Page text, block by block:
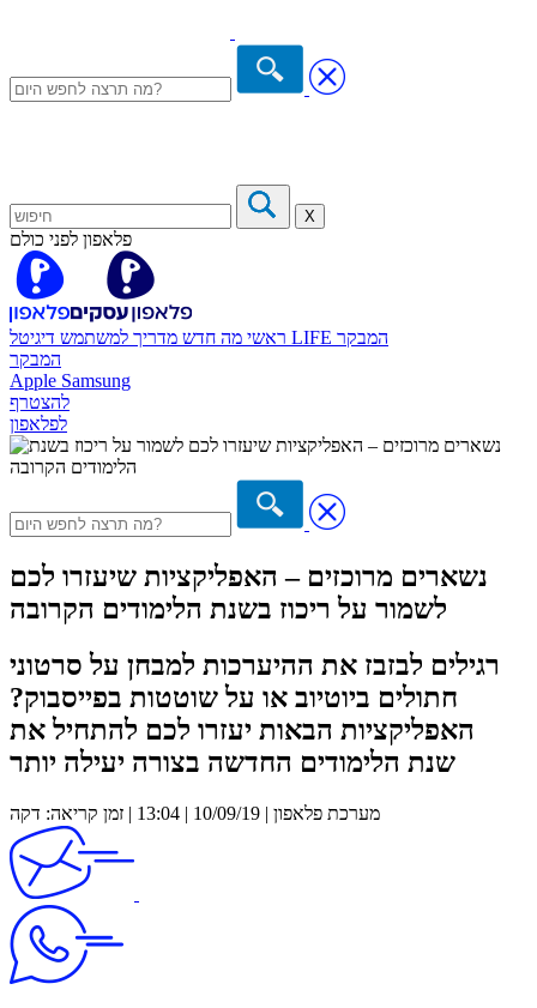
X
פלאפון לפני כולם
ראשי מה חדש מדריך למשתמש דיגיטל LIFE המבקר
המבקר
Apple Samsung
להצטרף
לפלאפון
נשארים מרוכזים – האפליקציות שיעזרו לכם
לשמור על ריכוז בשנת הלימודים הקרובה
רגילים לבזבז את ההיערכות למבחן על סרטוני
חתולים ביוטיוב או על שוטטות בפייסבוק?
האפליקציות הבאות יעזרו לכם להתחיל את
מערכת פלאפון | 10/09/19 | 13:04 | זמן קריאה: דקה